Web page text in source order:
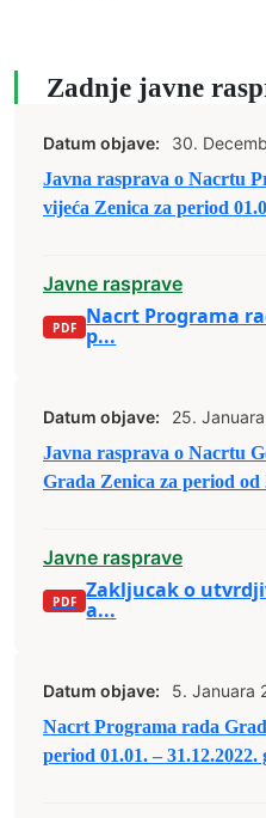
Zadnje javne
Datum objave:
30.
Javna rasprava o Nacrtu
vijeća Zenica za period
Javne rasprave
Nacrt Programa
p...
Datum objave:
25.
Javna rasprava o Nacrtu
Grada Zenica za period od
Javne rasprave
Zakljucak o
a...
Datum objave:
5. Januara
Nacrt Programa rada
period 01.01. – 31.12.2022.